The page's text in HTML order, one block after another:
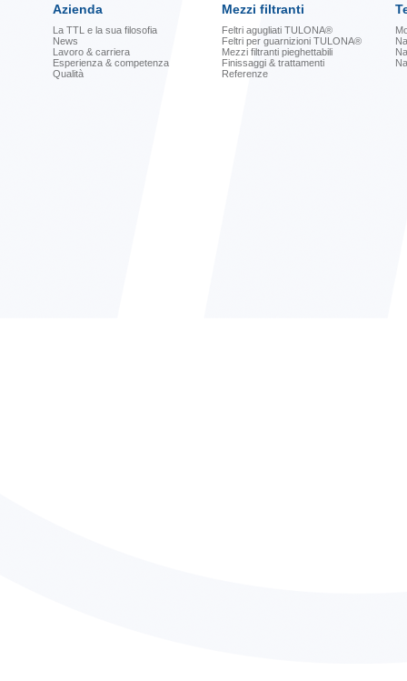
Azienda Mezzi filtranti
La TTL e la sua filosofia
News
Lavoro & carriera
Esperienza & competenza
Qualità
Feltri agugliati TULONA®
Feltri per guarnizioni TULONA®
Mezzi filtranti pieghettabili
Finissaggi & trattamenti
Referenze